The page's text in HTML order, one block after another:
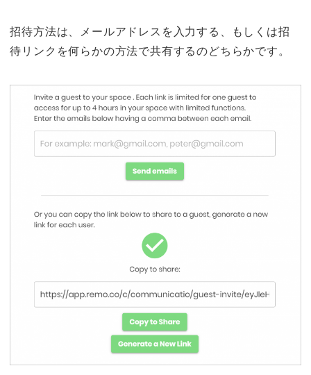
招待方法は、メールアドレスを入力する、もしくは招
待リンクを何らかの方法で共有するのどちらかです。